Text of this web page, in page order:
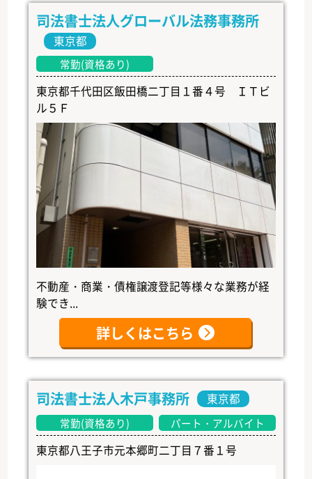
司法書士法人グローバル法務事務所
東京都
常勤(資格あり)
東京都千代田区飯田橋二丁目１番４号 ＩＴビ
ル５Ｆ
不動産・商業・債権譲渡登記等様々な業務が経
験でき...
詳しくはこちら
司法書士法人木戸事務所 東京都
常勤(資格あり) パート・アルバイト
東京都八王子市元本郷町二丁目７番１号